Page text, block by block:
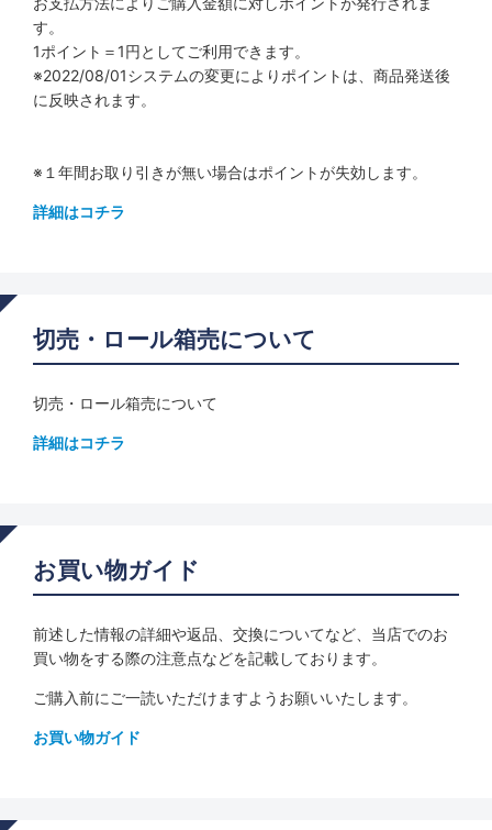
す。
1ポイント＝1円としてご利用できます。
※2022/08/01システムの変更によりポイントは、商品発送後
に反映されます。
※１年間お取り引きが無い場合はポイントが失効します。
詳細はコチラ
切売・ロール箱売について
切売・ロール箱売について
詳細はコチラ
お買い物ガイド
前述した情報の詳細や返品、交換についてなど、当店でのお
買い物をする際の注意点などを記載しております。
ご購入前にご一読いただけますようお願いいたします。
お買い物ガイド